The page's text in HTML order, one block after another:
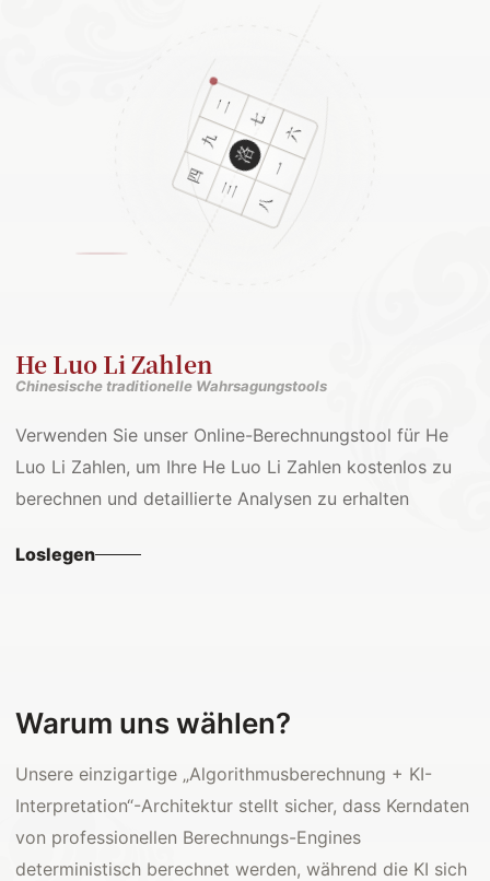
He Luo Li Zahlen
Chinesische traditionelle Wahrsagungstools
Verwenden Sie unser Online-Berechnungstool für He
Luo Li Zahlen, um Ihre He Luo Li Zahlen kostenlos zu
berechnen und detaillierte Analysen zu erhalten
Loslegen
Warum uns wählen?
Unsere einzigartige „Algorithmusberechnung + KI-
Interpretation“-Architektur stellt sicher, dass Kerndaten
von professionellen Berechnungs-Engines
deterministisch berechnet werden, während die KI sich